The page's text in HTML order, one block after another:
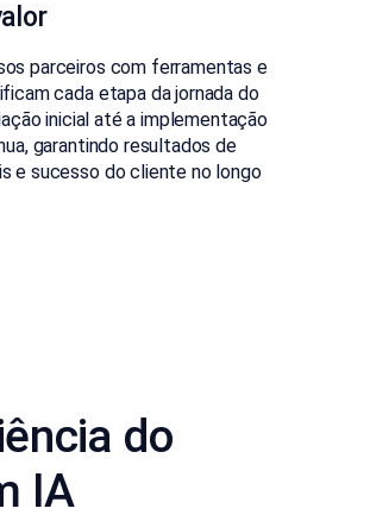
parceiros com ferramentas e
cada etapa da jornada do
inicial até a implementação
garantindo resultados de
e sucesso do cliente no longo
do
IA